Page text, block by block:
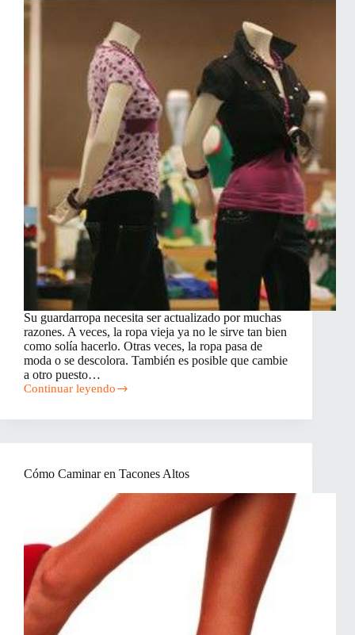
cuerpo
Su guardarropa necesita ser actualizado por muchas
razones. A veces, la ropa vieja ya no le sirve tan bien
como solía hacerlo. Otras veces, la ropa pasa de
moda o se descolora. También es posible que cambie
a otro puesto…
Continuar leyendo
Consejos
actualizar
Cómo Caminar en Tacones Altos